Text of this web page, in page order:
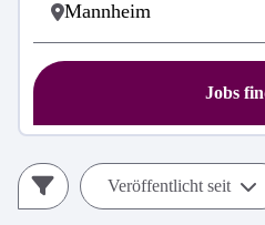
Jobs
Veröffentlicht seit